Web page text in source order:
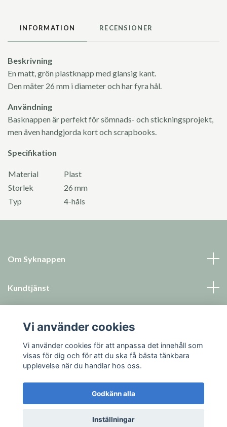
INFORMATION RECENSIONER
Beskrivning
En matt, grön plastknapp med glansig kant.
Den mäter 26 mm i diameter och har fyra hål.
Användning
Basknappen är perfekt för sömnads- och stickningsprojekt,
men även handgjorda kort och scrapbooks.
Specifikation
Material
Plast
Storlek
26 mm
Typ
4-håls
Om Syknappen
Kundtjänst
Sociala medier
© 2026 Syknappen
Vi använder cookies
Vi använder cookies för att anpassa det innehåll som
visas för dig och för att du ska få bästa tänkbara
upplevelse när du handlar hos oss.
Godkänn alla
Inställningar